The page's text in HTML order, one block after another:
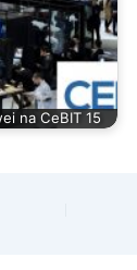
na CeBIT 15